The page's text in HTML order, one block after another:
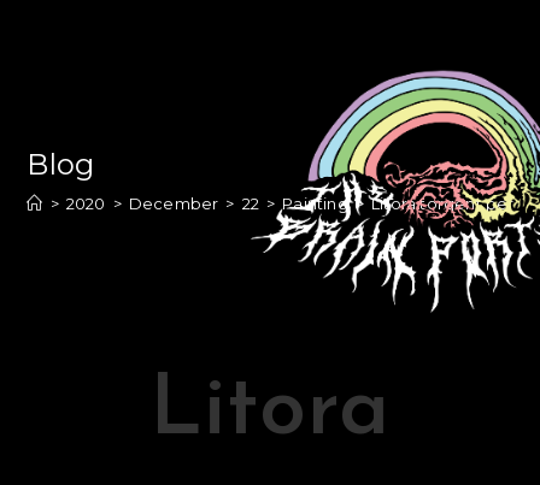
Blog
> 2020 > December > 22 > Painting > Litora torqent per
Litora